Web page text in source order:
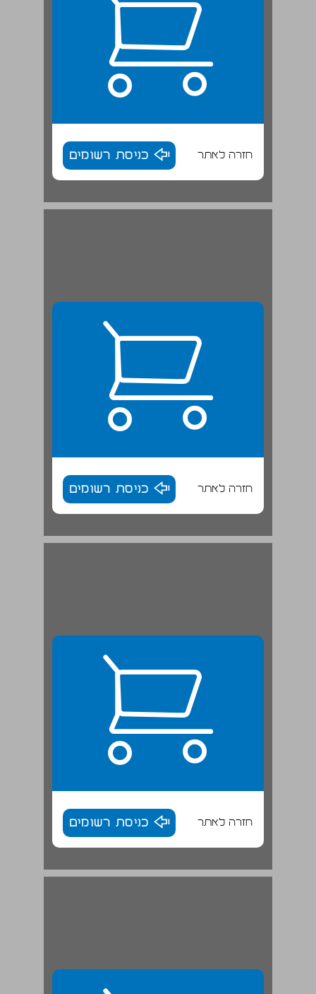
חזרה לאתר כניסת רשומים
תכנים, ערכים ותהליכים באירועי 2023 – 2024 בישראל כפי שהשתקפו בזיכרון האישי והלאומי ... 28
חזרה לאתר כניסת רשומים
חזרה לאתר כניסת רשומים